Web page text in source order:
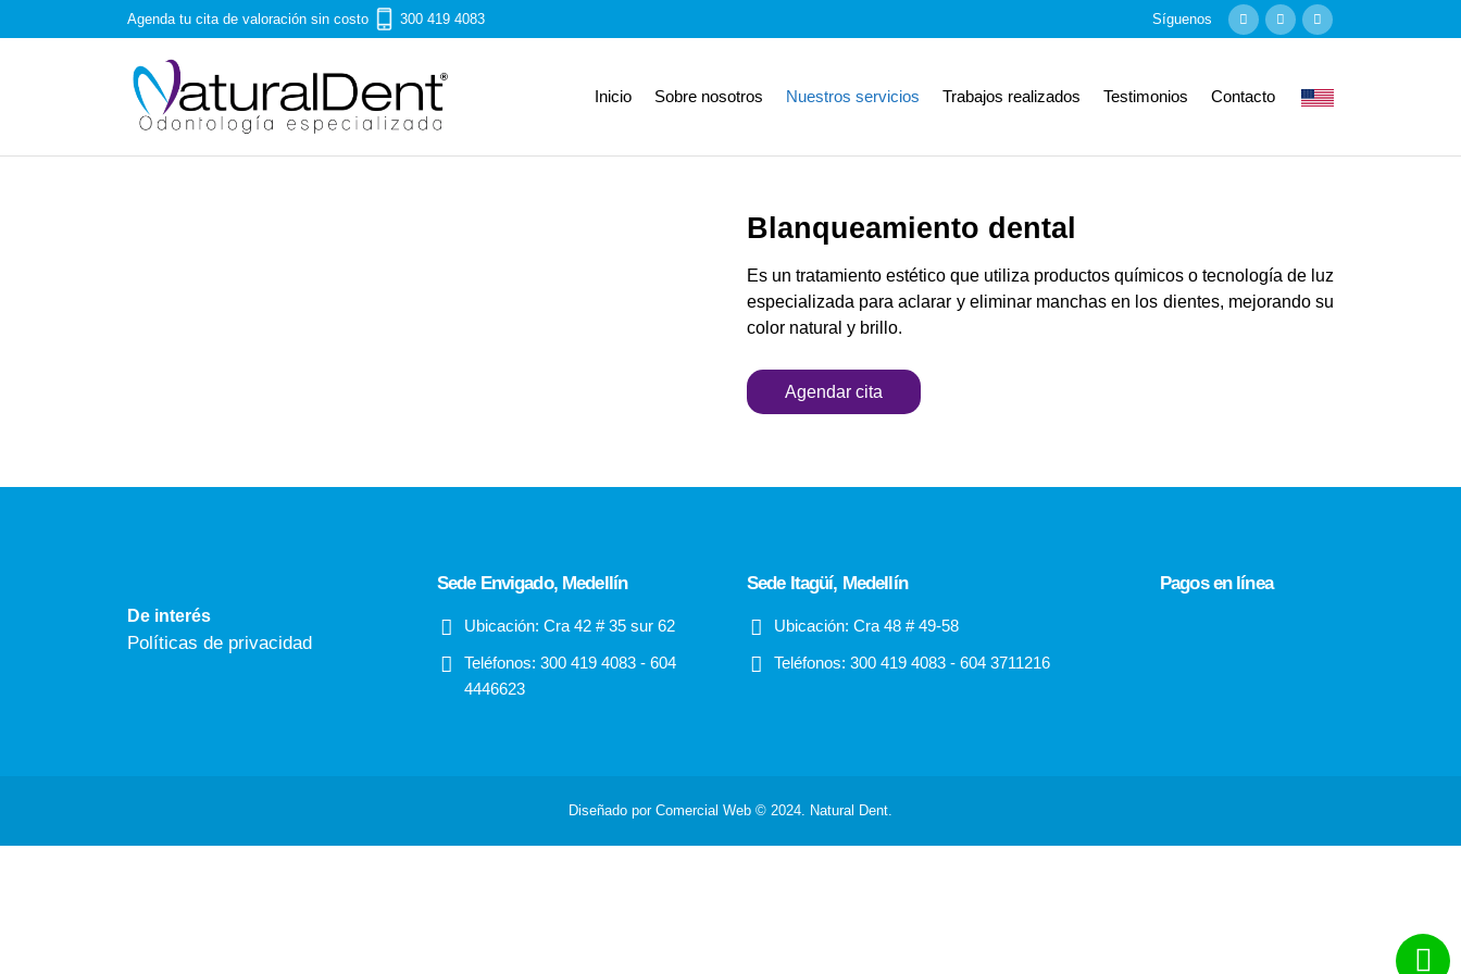
Agenda tu cita de valoración sin costo 300 419 4083 Síguenos
Inicio Sobre nosotros Nuestros servicios Trabajos realizados Testimonios Contacto
Blanqueamiento dental
Es un tratamiento estético que utiliza productos químicos o tecnología de luz
especializada para aclarar y eliminar manchas en los dientes, mejorando su
color natural y brillo.
Agendar cita
De interés
Políticas de privacidad
Sede Envigado, Medellín
Ubicación: Cra 42 # 35 sur 62
Teléfonos: 300 419 4083 - 604
4446623
Sede Itagüí, Medellín
Ubicación: Cra 48 # 49-58
Teléfonos: 300 419 4083 - 604 3711216
Pagos en línea
Diseñado por Comercial Web © 2024. Natural Dent.